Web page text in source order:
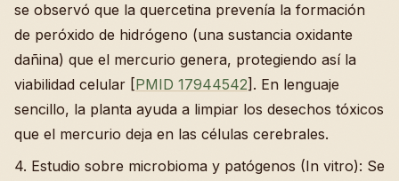
se observó que la quercetina prevenía la formación
de peróxido de hidrógeno (una sustancia oxidante
dañina) que el mercurio genera, protegiendo así la
viabilidad celular [PMID 17944542]. En lenguaje
sencillo, la planta ayuda a limpiar los desechos tóxicos
que el mercurio deja en las células cerebrales.
4. Estudio sobre microbioma y patógenos (In vitro): Se